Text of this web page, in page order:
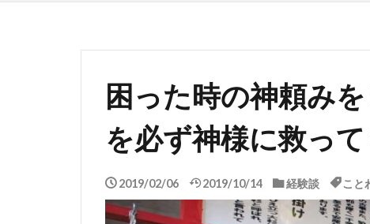
困った時の神頼み
を必ず神様に救っ
2019/02/06 2019/10/14 経験談 こと